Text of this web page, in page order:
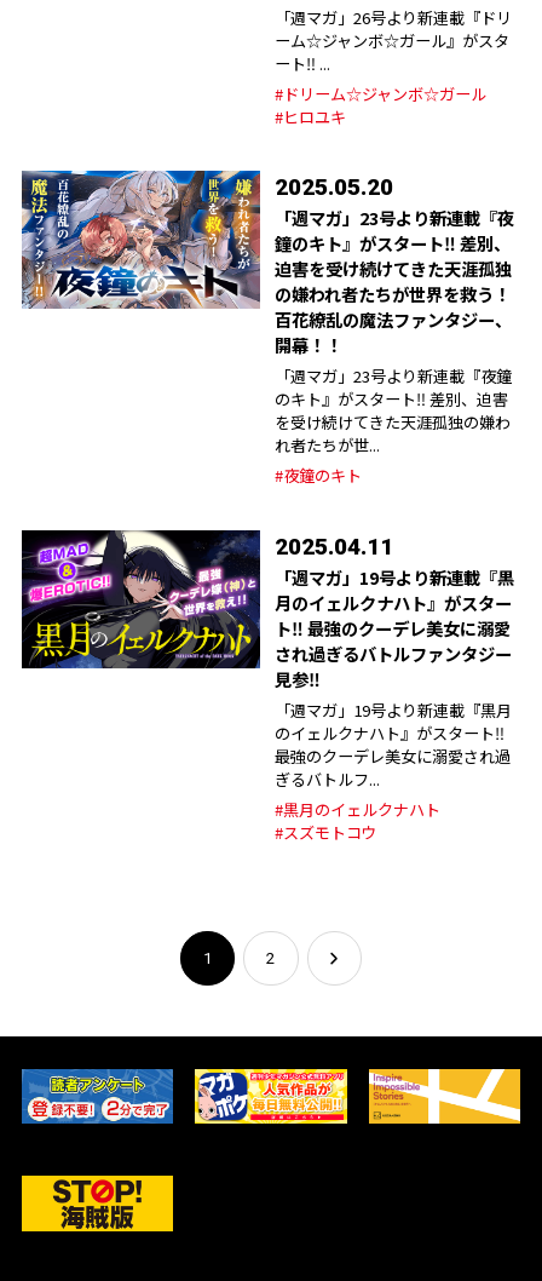
「週マガ」26号より新連載『ドリ
ーム☆ジャンボ☆ガール』がスタ
ート‼︎ ...
#ドリーム☆ジャンボ☆ガール
#ヒロユキ
2025.05.20
「週マガ」23号より新連載『夜
鐘のキト』がスタート‼︎ 差別、
迫害を受け続けてきた天涯孤独
の嫌われ者たちが世界を救う！
百花繚乱の魔法ファンタジー、
開幕！！
「週マガ」23号より新連載『夜鐘
のキト』がスタート‼︎ 差別、迫害
を受け続けてきた天涯孤独の嫌わ
れ者たちが世...
#夜鐘のキト
2025.04.11
「週マガ」19号より新連載『黒
月のイェルクナハト』がスター
ト‼︎ 最強のクーデレ美女に溺愛
され過ぎるバトルファンタジー
見参‼︎
「週マガ」19号より新連載『黒月
のイェルクナハト』がスタート‼︎
最強のクーデレ美女に溺愛され過
ぎるバトルフ...
#黒月のイェルクナハト
#スズモトコウ
1 2